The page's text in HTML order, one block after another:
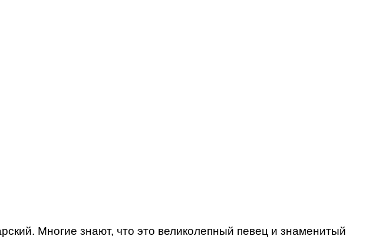
Многие знают, что это великолепный певец и знаменитый